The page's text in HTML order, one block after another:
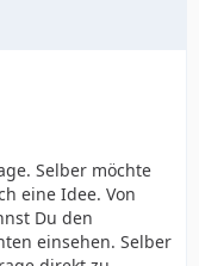
Selber möchte
eine Idee. Von
Du den
einsehen. Selber